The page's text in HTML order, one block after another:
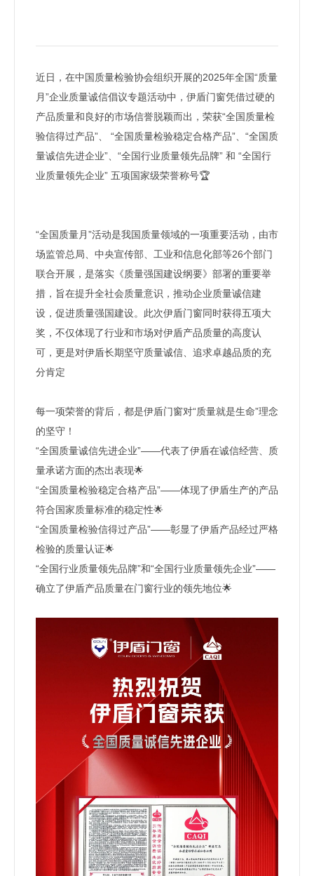
近日，在中国质量检验协会组织开展的2025年全国“质量
月”企业质量诚信倡议专题活动中，伊盾门窗凭借过硬的
产品质量和良好的市场信誉脱颖而出，荣获“全国质量检
验信得过产品”、 “全国质量检验稳定合格产品”、“全国质
量诚信先进企业”、“全国行业质量领先品牌” 和 “全国行
业质量领先企业” 五项国家级荣誉称号🏆
“全国质量月”活动是我国质量领域的一项重要活动，由市
场监管总局、中央宣传部、工业和信息化部等26个部门
联合开展，是落实《质量强国建设纲要》部署的重要举
措，旨在提升全社会质量意识，推动企业质量诚信建
设，促进质量强国建设。此次伊盾门窗同时获得五项大
奖，不仅体现了行业和市场对伊盾产品质量的高度认
可，更是对伊盾长期坚守质量诚信、追求卓越品质的充
分肯定
每一项荣誉的背后，都是伊盾门窗对“质量就是生命”理念
的坚守！
“全国质量诚信先进企业”——代表了伊盾在诚信经营、质
量承诺方面的杰出表现🌟
“全国质量检验稳定合格产品”——体现了伊盾生产的产品
符合国家质量标准的稳定性🌟
“全国质量检验信得过产品”——彰显了伊盾产品经过严格
检验的质量认证🌟
“全国行业质量领先品牌”和“全国行业质量领先企业”——
确立了伊盾产品质量在门窗行业的领先地位🌟